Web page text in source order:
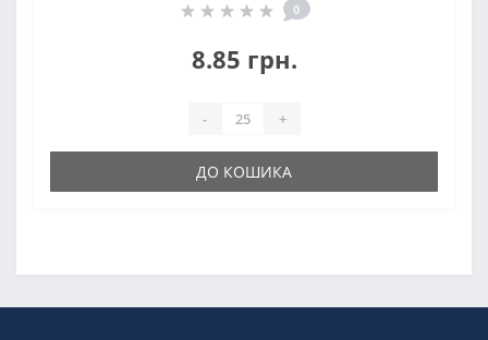
0
8.85 грн.
- +
ДО КОШИКА